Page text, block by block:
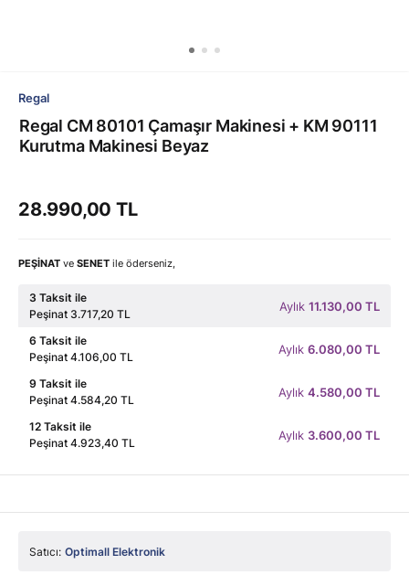
Regal
Regal CM 80101 Çamaşır Makinesi + KM 90111
Kurutma Makinesi Beyaz
28.990,00 TL
PEŞİNAT ve SENET ile öderseniz,
3 Taksit ile
Peşinat 3.717,20 TL
Aylık 11.130,00 TL
6 Taksit ile
Peşinat 4.106,00 TL
Aylık 6.080,00 TL
9 Taksit ile
Peşinat 4.584,20 TL
Aylık 4.580,00 TL
12 Taksit ile
Peşinat 4.923,40 TL
Aylık 3.600,00 TL
Satıcı: Optimall Elektronik